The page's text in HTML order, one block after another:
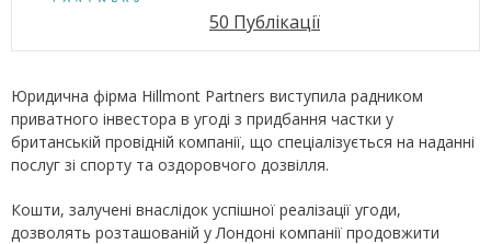
50 Публікації
Юридична фірма Hillmont Partners виступила радником
приватного інвестора в угоді з придбання частки у
британській провідній компанії, що спеціалізується на наданні
послуг зі спорту та оздоровчого дозвілля.
Кошти, залучені внаслідок успішної реалізації угоди,
дозволять розташованій у Лондоні компанії продовжити